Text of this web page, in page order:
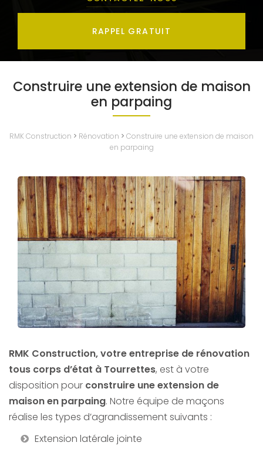
RAPPEL GRATUIT
Construire une extension de maison
en parpaing
RMK Construction > Rénovation > Construire une extension de maison
en parpaing
RMK Construction, votre entreprise de rénovation
tous corps d’état à Tourrettes, est à votre
disposition pour construire une extension de
maison en parpaing. Notre équipe de maçons
réalise les types d’agrandissement suivants :
Extension latérale jointe